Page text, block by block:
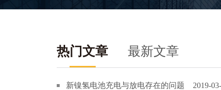
热门文章 最新文章
新镍氢电池充电与放电存在的问题 2019-